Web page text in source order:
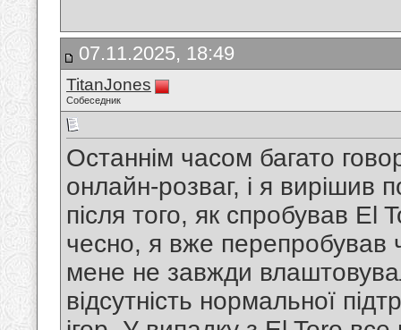
07.11.2025, 18:49
TitanJones
Собеседник
Останнім часом багато
онлайн-розваг, і я вирішив
після того, як спробував
чесно, я вже перепробував
мене не завжди
відсутність нормальної